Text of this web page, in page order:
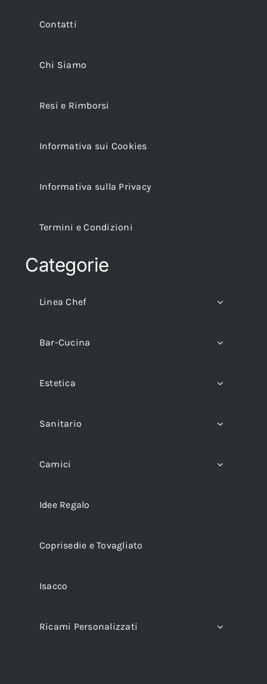
Contatti
Chi Siamo
Resi e Rimborsi
Informativa sui Cookies
Informativa sulla Privacy
Termini e Condizioni
Categorie
Linea Chef
Bar-Cucina
Estetica
Sanitario
Camici
Idee Regalo
Coprisedie e Tovagliato
Isacco
Ricami Personalizzati